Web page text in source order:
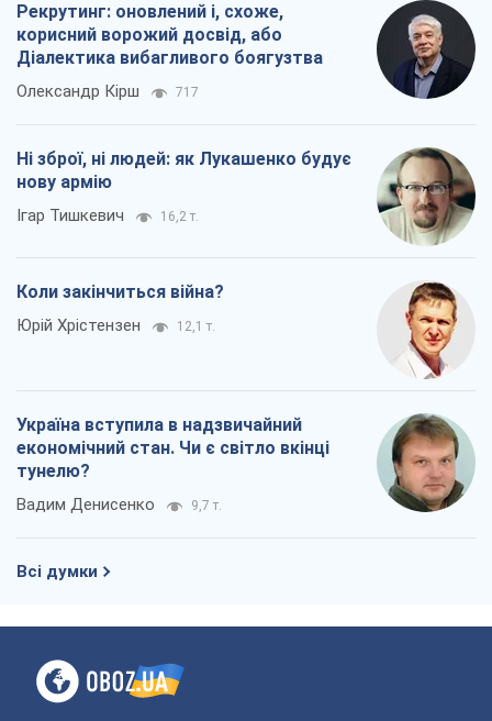
Рекрутинг: оновлений і, схоже,
корисний ворожий досвід, або
Діалектика вибагливого боягузтва
Олександр Кірш 717
Ні зброї, ні людей: як Лукашенко будує
нову армію
Ігар Тишкевич 16,2 т.
Коли закінчиться війна?
Юрій Хрістензен 12,1 т.
Україна вступила в надзвичайний
економічний стан. Чи є світло вкінці
тунелю?
Вадим Денисенко 9,7 т.
Всі думки